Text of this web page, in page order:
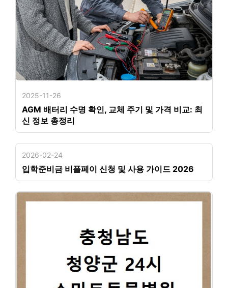
2025-11-26
AGM 배터리 수명 확인, 교체 주기 및 가격 비교: 최
신 정보 총정리
2026-02-24
입학준비금 비플페이 신청 및 사용 가이드 2026